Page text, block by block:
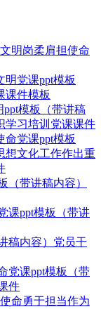
明岗柔肩担使命
明党课ppt模板
课件模板
ppt模板（带讲稿
学习培训党课课件
命党课ppt模板
想文化工作作出重
（带讲稿内容）
课ppt模板（带讲
稿内容）党员干
党课ppt模板（带
件
命勇于担当作为